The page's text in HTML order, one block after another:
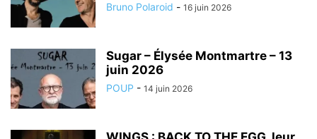
Bruno Polaroid - 16 juin 2026
Sugar – Élysée Montmartre – 13
juin 2026
POUP - 14 juin 2026